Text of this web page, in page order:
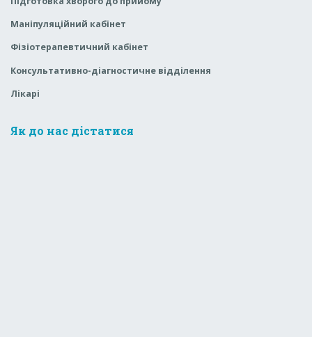
Маніпуляційний кабінет
Фізіотерапевтичний кабінет
Консультативно-діагностичне відділення
Лікарі
Як до нас дістатися